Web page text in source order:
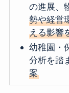
の進展、
勢や経営
える影響
幼稚園・
分析を踏
案